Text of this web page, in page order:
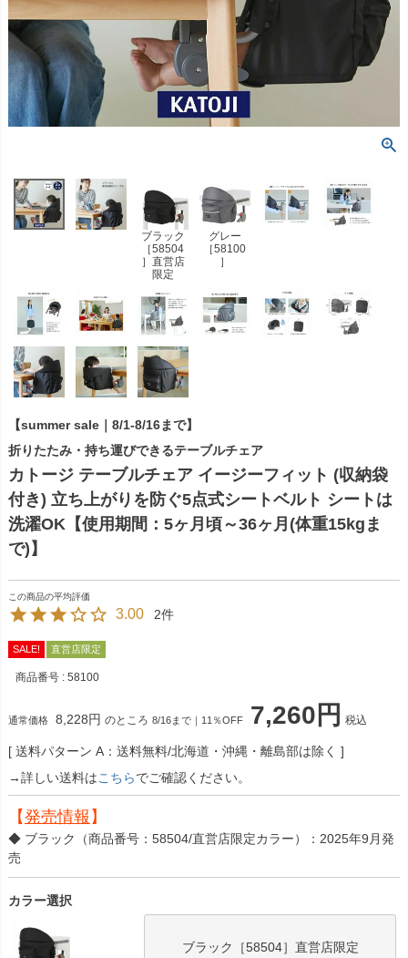
ブラック
［58504
］直営店
限定
グレー
［58100
］
【summer sale｜8/1-8/16まで】
折りたたみ・持ち運びできるテーブルチェア
カトージ テーブルチェア イージーフィット (収納袋
付き) 立ち上がりを防ぐ5点式シートベルト シートは
洗濯OK【使用期間：5ヶ月頃～36ヶ月(体重15kgま
で)】
3.00 2
SALE! 直営店限定
商品番号 58100
通常価格 8,228 のところ 8/16まで｜11％OFF 7,260 税込
送料パターン A：送料無料/北海道・沖縄・離島部は除く
→詳しい送料はこちらでご確認ください。
【発売情報 】
◆ ブラック（商品番号：58504/直営店限定カラー）：2025年9月発
売
カラー選択
ブラック［58504］直営店限定